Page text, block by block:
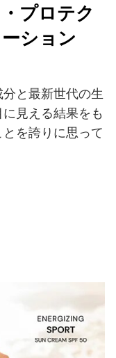
プロテク
ション
と最新世代の生
見える結果をも
を誇りに思って